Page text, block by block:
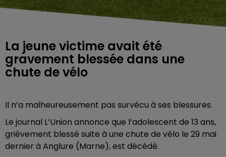
La jeune victime avait été
gravement blessée dans une
chute de vélo
Il n’a malheureusement pas survécu à ses blessures.
Le journal L’Union annonce que l’adolescent de 13 ans,
grièvement blessé suite à une chute de vélo le 29 mai
dernier à Anglure (Marne), est décédé.